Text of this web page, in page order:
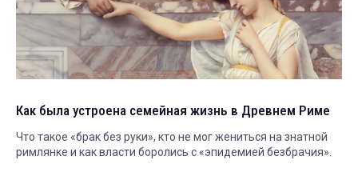
Как была устроена семейная жизнь в Древнем Риме
Что такое «брак без руки», кто не мог жениться на знатной
римлянке и как власти боролись с «эпидемией безбрачия».